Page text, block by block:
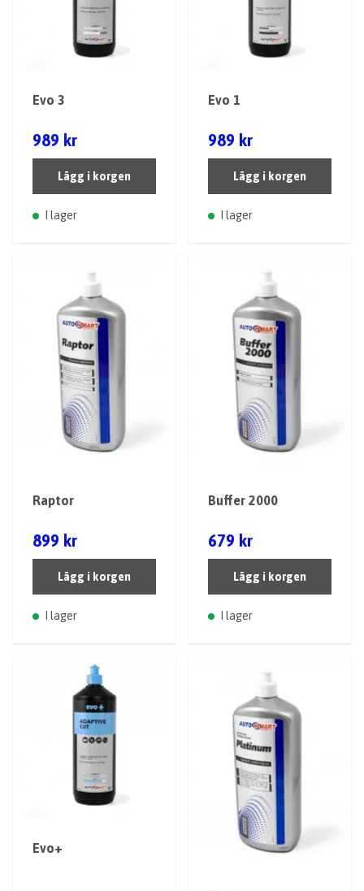
Evo 3
989 kr
Lägg i korgen
I lager
Evo 1
989 kr
Lägg i korgen
I lager
Raptor
899 kr
Lägg i korgen
I lager
Buffer 2000
679 kr
Lägg i korgen
I lager
Evo+